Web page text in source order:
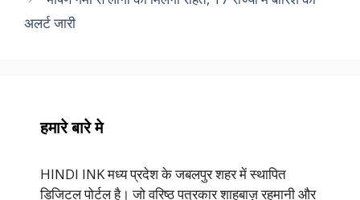
अलर्ट जारी
हमारे बारे मे
HINDI INK मध्य प्रदेश के जबलपुर शहर में स्थापित
डिजिटल पोर्टल है। जो वरिष्ठ पत्रकार शाहबाज़ रहमानी और